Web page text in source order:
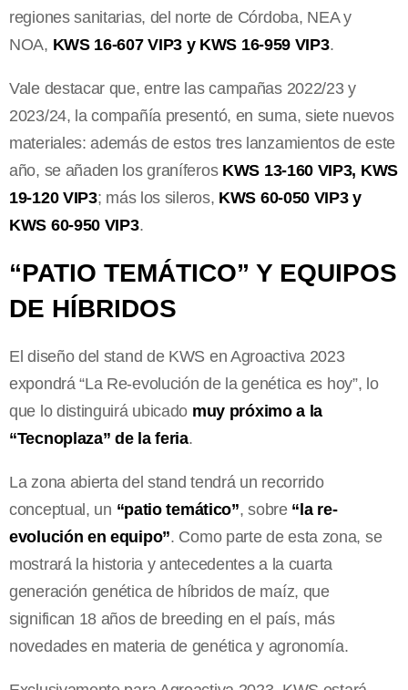
regiones sanitarias, del norte de Córdoba, NEA y
NOA, KWS 16-607 VIP3 y KWS 16-959 VIP3.
Vale destacar que, entre las campañas 2022/23 y
2023/24, la compañía presentó, en suma, siete nuevos
materiales: además de estos tres lanzamientos de este
año, se añaden los graníferos KWS 13-160 VIP3, KWS
19-120 VIP3; más los sileros, KWS 60-050 VIP3 y
KWS 60-950 VIP3.
“PATIO TEMÁTICO” Y EQUIPOS
DE HÍBRIDOS
El diseño del stand de KWS en Agroactiva 2023
expondrá “La Re-evolución de la genética es hoy”, lo
que lo distinguirá ubicado muy próximo a la
“Tecnoplaza” de la feria.
La zona abierta del stand tendrá un recorrido
conceptual, un “patio temático”, sobre “la re-
evolución en equipo”. Como parte de esta zona, se
mostrará la historia y antecedentes a la cuarta
generación genética de híbridos de maíz, que
significan 18 años de breeding en el país, más
novedades en materia de genética y agronomía.